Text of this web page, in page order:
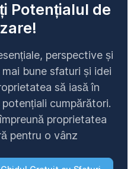
Potențialul de
perspective și
bune sfaturi și idei
să iasă în
cumpărători.
proprietatea
pentru o vânz